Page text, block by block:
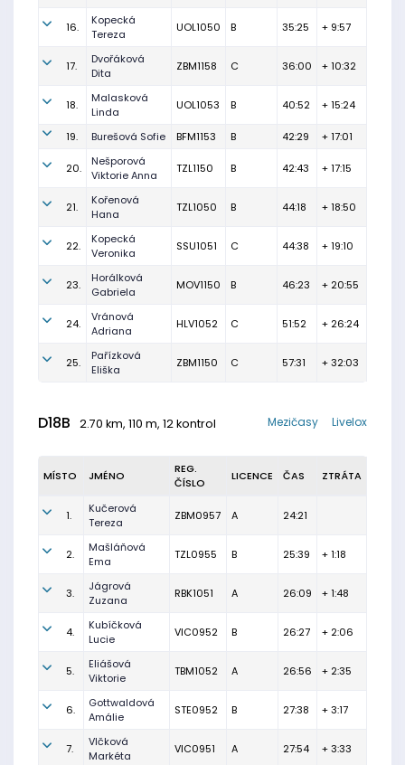
16.
Kopecká
Tereza
UOL1050 B 35:25 + 9:57
17.
Dvořáková
Dita
ZBM1158 C 36:00 + 10:32
18.
Malasková
Linda
UOL1053 B 40:52 + 15:24
19. Burešová Sofie BFM1153 B 42:29 + 17:01
20.
Nešporová
Viktorie Anna
TZL1150 B 42:43 + 17:15
21.
Kořenová
Hana
TZL1050 B 44:18 + 18:50
22.
Kopecká
Veronika
SSU1051 C 44:38 + 19:10
23.
Horálková
Gabriela
MOV1150 B 46:23 + 20:55
24.
Vránová
Adriana
HLV1052 C 51:52 + 26:24
25.
Pařízková
Eliška
ZBM1150 C 57:31 + 32:03
D18B 2.70 km, 110 m, 12 kontrol Livelox
Mezičasy
MÍSTO JMÉNO
REG.
ČÍSLO
LICENCE ČAS ZTRÁTA
1.
Kučerová
Tereza
ZBM0957 A 24:21
2.
Mašláňová
Ema
TZL0955 B 25:39 + 1:18
3.
Jágrová
Zuzana
RBK1051 A 26:09 + 1:48
4.
Kubíčková
Lucie
VIC0952 B 26:27 + 2:06
5.
Eliášová
Viktorie
TBM1052 A 26:56 + 2:35
6.
Gottwaldová
Amálie
STE0952 B 27:38 + 3:17
7.
Vlčková
Markéta
VIC0951 A 27:54 + 3:33